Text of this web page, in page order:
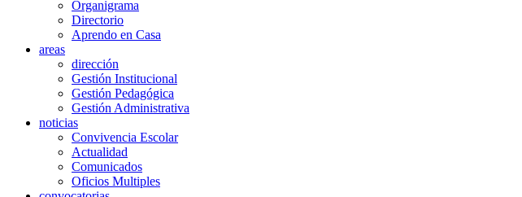
Organigrama
Directorio
Aprendo en Casa
areas
dirección
Gestión Institucional
Gestión Pedagógica
Gestión Administrativa
noticias
Convivencia Escolar
Actualidad
Comunicados
Oficios Multiples